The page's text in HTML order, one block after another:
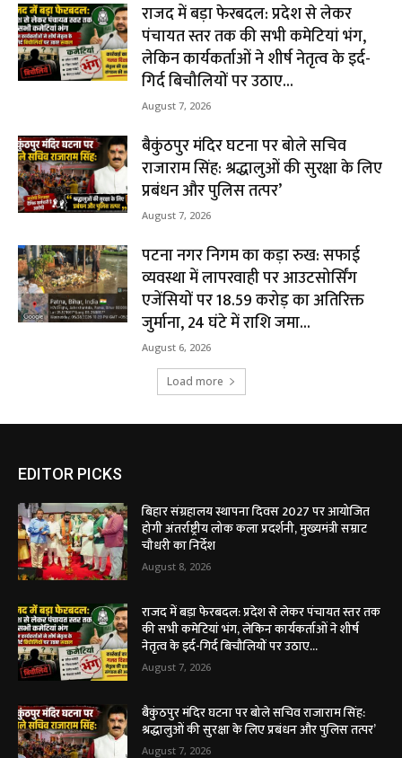
राजद में बड़ा फेरबदल: प्रदेश से लेकर
पंचायत स्तर तक की सभी कमेटियां भंग,
लेकिन कार्यकर्ताओं ने शीर्ष नेतृत्व के इर्द-
गिर्द बिचौलियों पर उठाए...
August 7, 2026
बैकुंठपुर मंदिर घटना पर बोले सचिव
राजाराम सिंह: श्रद्धालुओं की सुरक्षा के लिए
प्रबंधन और पुलिस तत्पर’
August 7, 2026
पटना नगर निगम का कड़ा रुख: सफाई
व्यवस्था में लापरवाही पर आउटसोर्सिंग
एजेंसियों पर ₹18.59 करोड़ का अतिरिक्त
जुर्माना, 24 घंटे में राशि जमा...
August 6, 2026
Load more
EDITOR PICKS
बिहार संग्रहालय स्थापना दिवस 2027 पर आयोजित
होगी अंतर्राष्ट्रीय लोक कला प्रदर्शनी, मुख्यमंत्री सम्राट
चौधरी का निर्देश
August 8, 2026
राजद में बड़ा फेरबदल: प्रदेश से लेकर पंचायत स्तर तक
की सभी कमेटियां भंग, लेकिन कार्यकर्ताओं ने शीर्ष
नेतृत्व के इर्द-गिर्द बिचौलियों पर उठाए...
August 7, 2026
बैकुंठपुर मंदिर घटना पर बोले सचिव राजाराम सिंह:
श्रद्धालुओं की सुरक्षा के लिए प्रबंधन और पुलिस तत्पर’
August 7, 2026